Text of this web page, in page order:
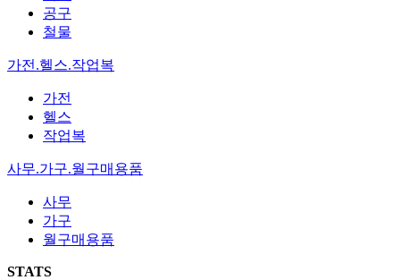
공구
철물
가전.헬스.작업복
가전
헬스
작업복
사무.가구.월구매용품
사무
가구
월구매용품
STATS